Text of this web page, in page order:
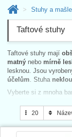
Stuhy a mašle
Taftové stuhy
Taftové stuhy mají
matný nebo mírně
lesknou. Jsou
účelům . Stuha
Vyberte si z mnoha
: Hotové
20